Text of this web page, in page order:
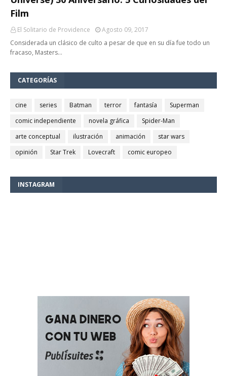
Film
El Solitario de Providence
Agosto 09, 2017
Considerada un clásico de culto a pesar de que en su día fue todo un
fracaso, Masters…
CATEGORÍAS
cine series Batman terror fantasía
Superman
comic independiente
novela gráfica
Spider-Man
arte conceptual
ilustración animación
star wars
opinión
Star Trek Lovecraft comic europeo
INSTAGRAM